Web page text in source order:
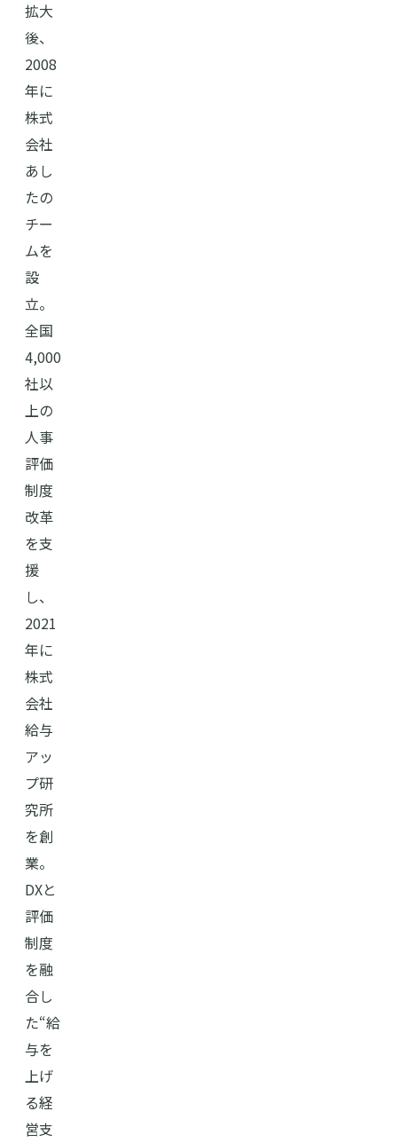
拡大
後、
2008
年に
株式
会社
あし
たの
チー
ムを
設
立。
全国
4,000
社以
上の
人事
評価
制度
改革
を支
援
し、
2021
年に
株式
会社
給与
アッ
プ研
究所
を創
業。
DXと
評価
制度
を融
合し
た“給
与を
上げ
る経
営支